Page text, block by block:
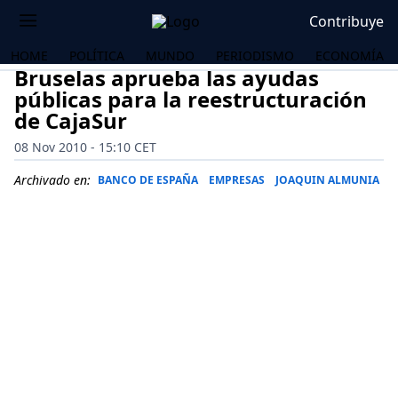
Contribuye
HOME POLÍTICA MUNDO PERIODISMO ECONOMÍA
Bruselas aprueba las ayudas
públicas para la reestructuración
de CajaSur
08 Nov 2010 - 15:10 CET
Archivado en: BANCO DE ESPAÑA EMPRESAS JOAQUIN ALMUNIA